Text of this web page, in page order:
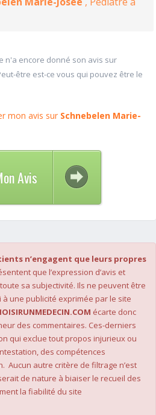
n'a encore donné son avis sur
être est-ce vous qui pouvez être le
mon avis sur Schnebelen Marie-
Avis
n’engagent que leurs propres
que l’expression d’avis et
sa subjectivité. Ils ne peuvent être
une publicité exprimée par le site
écarte donc
des commentaires. Ces-derniers
qui exclue tout propos injurieux ou
des compétences
Aucun autre critère de filtrage n’est
de nature à biaiser le recueil des
la fiabilité du site